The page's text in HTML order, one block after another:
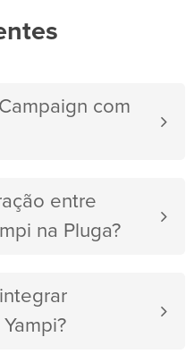
com
entre
na Pluga?